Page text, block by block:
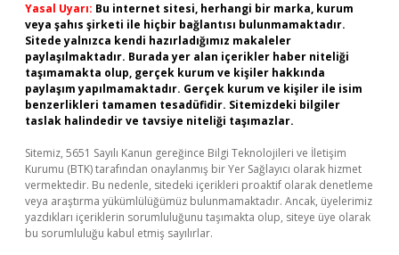
Yasal Uyarı: Bu internet sitesi, herhangi bir marka, kurum
veya şahıs şirketi ile hiçbir bağlantısı bulunmamaktadır.
Sitede yalnızca kendi hazırladığımız makaleler
paylaşılmaktadır. Burada yer alan içerikler haber niteliği
taşımamakta olup, gerçek kurum ve kişiler hakkında
paylaşım yapılmamaktadır. Gerçek kurum ve kişiler ile isim
benzerlikleri tamamen tesadüfidir. Sitemizdeki bilgiler
taslak halindedir ve tavsiye niteliği taşımazlar.
Sitemiz, 5651 Sayılı Kanun gereğince Bilgi Teknolojileri ve İletişim
Kurumu (BTK) tarafından onaylanmış bir Yer Sağlayıcı olarak hizmet
vermektedir. Bu nedenle, sitedeki içerikleri proaktif olarak denetleme
veya araştırma yükümlülüğümüz bulunmamaktadır. Ancak, üyelerimiz
yazdıkları içeriklerin sorumluluğunu taşımakta olup, siteye üye olarak
bu sorumluluğu kabul etmiş sayılırlar.